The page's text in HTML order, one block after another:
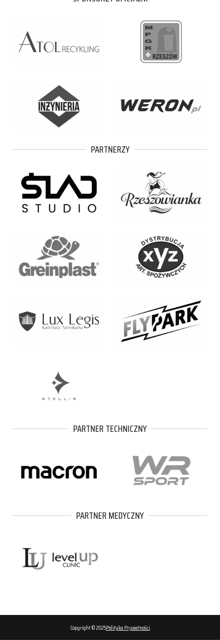
PARTNERZY
PARTNER TECHNICZNY
PARTNER MEDYCZNY
Copyright © 2025Polityka Prywatności